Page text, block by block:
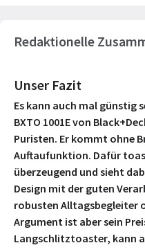
Redaktionelle
Unser Fazit
Es kann auch mal günstig
BXTO 1001E von
Puristen. Er kommt ohne
Auftaufunktion. Dafür
überzeugend und sieht
Design mit der guten
robusten Alltagsbegleiter
Argument ist aber sein
Langschlitztoaster, kann